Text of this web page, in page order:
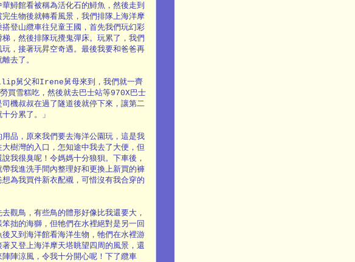
鱘館看被稱為活化石的鱘魚，然後走到
生物後就轉看風景，我們排隊上海洋摩
登山纜車往兒童王國，首先我們玩幻彩
，然後排隊玩攪鬼彈床。玩累了，我們
，接著玩昇空奇遇。最後我要和爸爸再
去了。
舅父和Irene舅母來到，我們就一齊
雪糕吃，然後就去巴士站等970X巴士
機叔叔在過了隧道後就停下來，讓第二
分累了。」
品，原來我們要去海洋公園玩，這是我
樹灣的入口，怎知途中我去了大便，但
我很臭呢！令媽媽十分狼狽。下車後，
我進洗手間內整理好和更換上新買的褲
為我買件新衣配襯，可惜沒有我合穿的
觀鳥，有些鳥的體形好像比我還要大，
拙的海獅，但牠們在水裡絕對是另一回
又到海洋館看海洋生物，牠們在水裡游
又登上海洋摩天塔眺望四周的風景，還
陣涼風，令我十分開心呢！下了纜車